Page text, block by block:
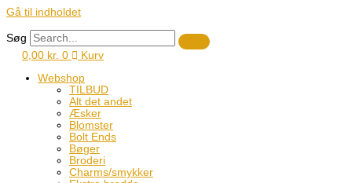
Gå til indholdet
Søg
0,00 kr. 0
Kurv
Webshop
TILBUD
Alt det andet
Æsker
Blomster
Bolt Ends
Bøger
Broderi
Charms/smykker